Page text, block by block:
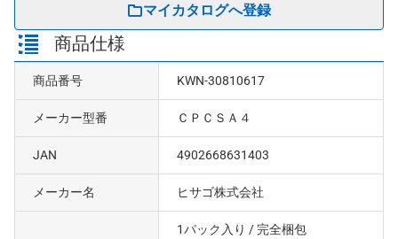
マイカタログへ登録
商品仕様
商品番号 KWN-30810617
メーカー型番 ＣＰＣＳＡ４
JAN 4902668631403
メーカー名 ヒサゴ株式会社
1パック入り / 完全梱包